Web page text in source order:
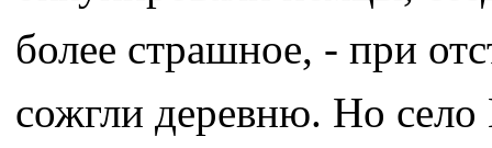
более страшное, - при
сожгли деревню. Но